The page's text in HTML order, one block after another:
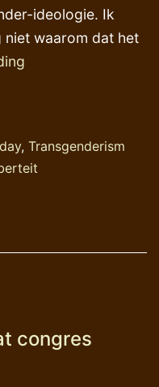
ideologie. Ik
waarom dat het
puberteit
, Transgenderism
congres